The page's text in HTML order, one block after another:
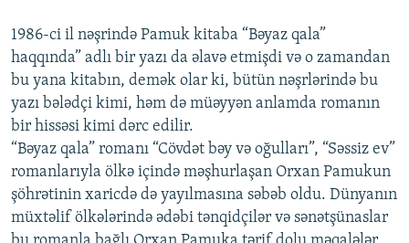
1986-ci il nəşrində Pamuk kitaba “Bəyaz qala”
haqqında” adlı bir yazı da əlavə etmişdi və o zamandan
bu yana kitabın, demək olar ki, bütün nəşrlərində bu
yazı bələdçi kimi, həm də müəyyən anlamda romanın
bir hissəsi kimi dərc edilir.
“Bəyaz qala” romanı “Cövdət bəy və oğulları”, “Səssiz ev”
romanlarıyla ölkə içində məşhurlaşan Orxan Pamukun
şöhrətinin xaricdə də yayılmasına səbəb oldu. Dünyanın
müxtəlif ölkələrində ədəbi tənqidçilər və sənətşünaslar